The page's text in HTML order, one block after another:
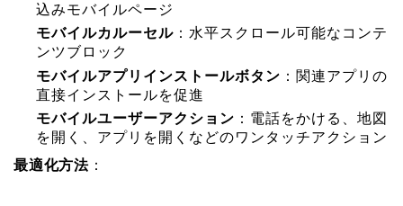
込みモバイルページ
モバイルカルーセル ：水平スクロール可能なコンテ
ンツブロック
モバイルアプリインストールボタン ：関連アプリの
直接インストールを促進
モバイルユーザーアクション ：電話をかける、地図
を開く、アプリを開くなどのワンタッチアクション
最適化方法 ：